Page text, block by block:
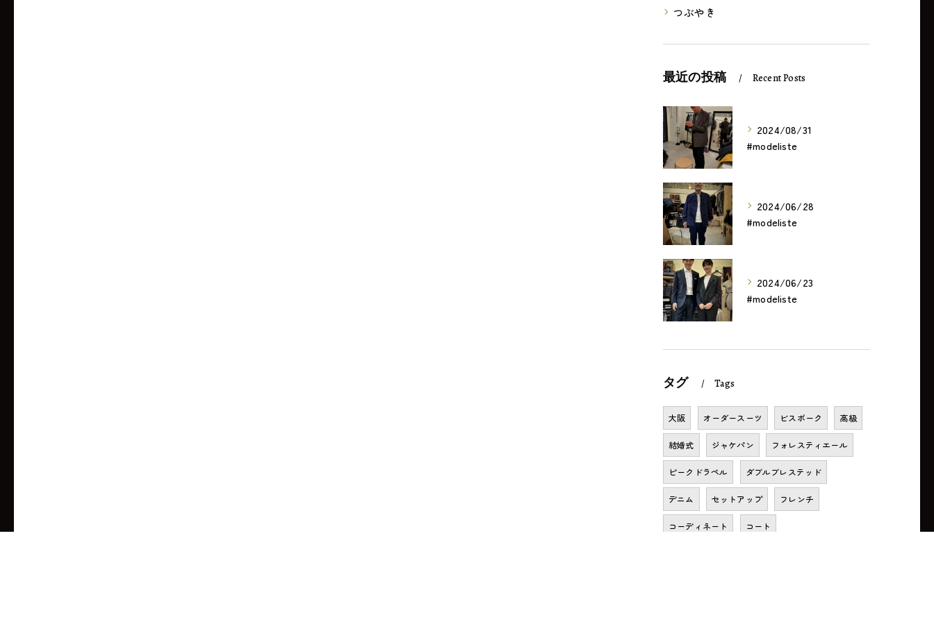
つぶやき
最近の投稿 Recent Posts
2024/08/31
#modeliste
2024/06/28
#modeliste
2024/06/23
#modeliste
タグ Tags
大阪 オーダースーツ ビスポーク 高級
結婚式 ジャケパン フォレスティエール
ピークドラペル ダブルブレステッド
デニム セットアップ フレンチ
コーディネート コート